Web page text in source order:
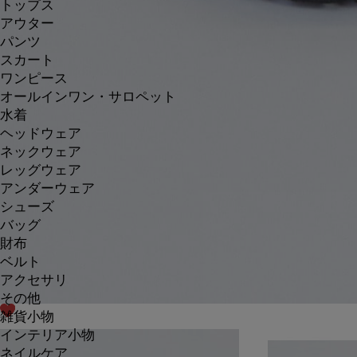
トップス
アウター
パンツ
スカート
ワンピース
オールインワン・サロペット
水着
ヘッドウェア
ネックウェア
レッグウェア
アンダーウェア
シューズ
バッグ
財布
ベルト
アクセサリ
その他
雑貨小物
インテリア小物
ネイルケア